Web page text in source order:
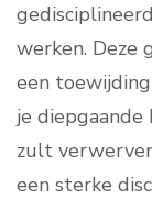
werken. Deze
een
je diepgaande
zult
een sterke